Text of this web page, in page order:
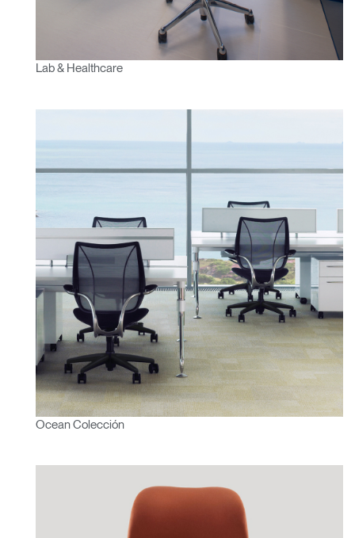
Lab & Healthcare
Ocean Colección